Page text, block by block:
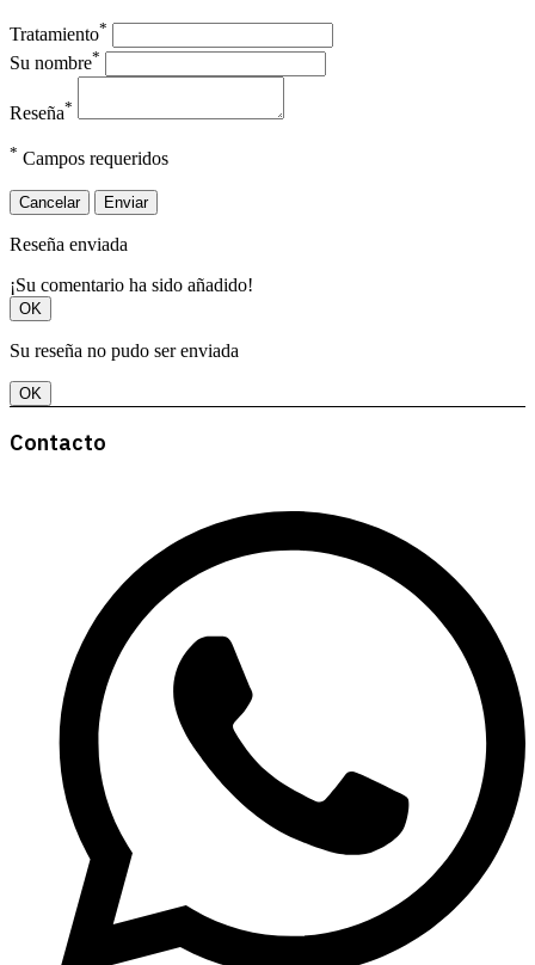
Tratamiento*
Su nombre*
Reseña*
* Campos requeridos
Cancelar Enviar
Reseña enviada
¡Su comentario ha sido añadido!
OK
Su reseña no pudo ser enviada
OK
Contacto